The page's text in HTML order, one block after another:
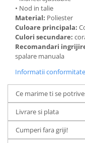
• Nod in talie
Material: Poliester
Culoare principala:
Culori secundare:
Recomandari
spalare manuala
Informatii
Ce marime ti se
Livrare si plata
Cumperi fara griji!